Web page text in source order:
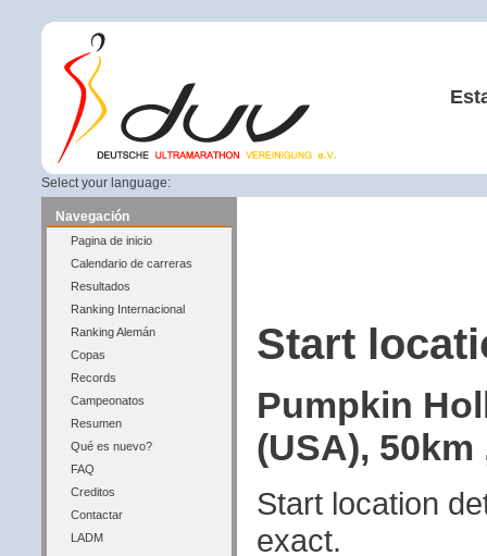
Select your language:
Navegación
Pagina de inicio
Calendario de carreras
Resultados
Ranking Internacional
Ranking Alemán
Copas
Records
Campeonatos
Resumen
Qué es nuevo?
FAQ
Creditos
Contactar
LADM
Start
Pumpkin
(USA), 50km
Start location
exact.